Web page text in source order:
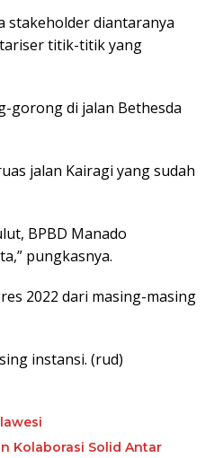
stakeholder diantaranya
titik-titik yang
gorong di jalan Bethesda
jalan Kairagi yang sudah
BPBD Manado
pungkasnya.
2022 dari masing-masing
instansi. (rud)
Kolaborasi Solid Antar